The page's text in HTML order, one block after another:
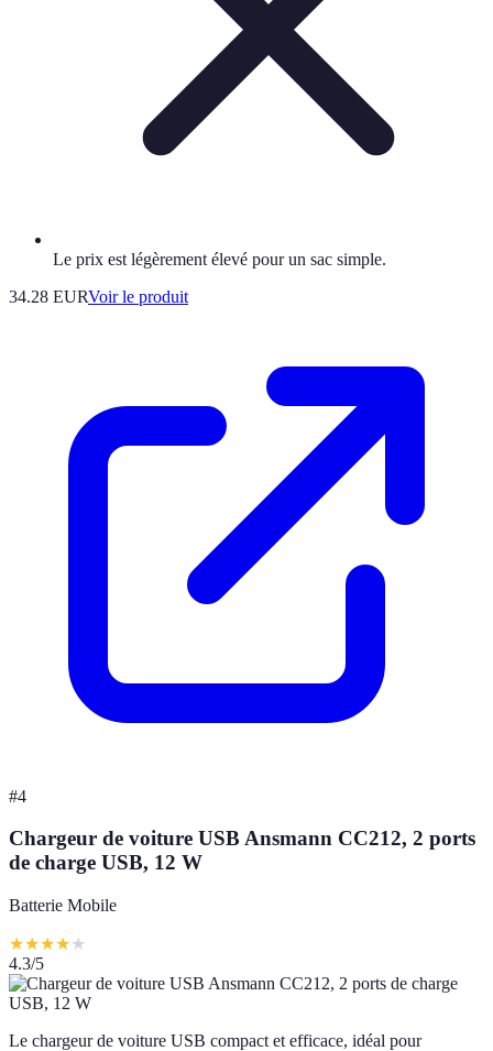
Le prix est légèrement élevé pour un sac simple.
34.28 EURVoir le produit
#4
Chargeur de voiture USB Ansmann CC212, 2 ports
de charge USB, 12 W
Batterie Mobile
★★★★★
4.3/5
Le chargeur de voiture USB compact et efficace, idéal pour